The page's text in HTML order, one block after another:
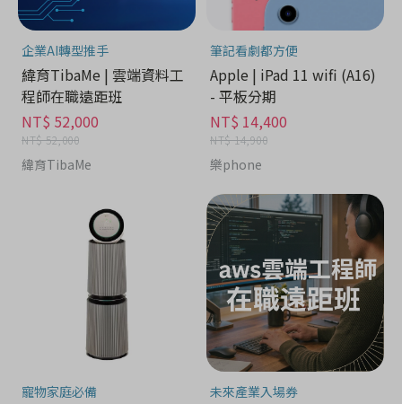
企業AI轉型推手
緯育TibaMe | 雲端資料工
程師在職遠距班
NT$ 52,000
NT$ 52,000
緯育TibaMe
筆記看劇都方便
Apple | iPad 11 wifi (A16)
- 平板分期
NT$ 14,400
NT$ 14,900
樂phone
寵物家庭必備 未來產業入場券